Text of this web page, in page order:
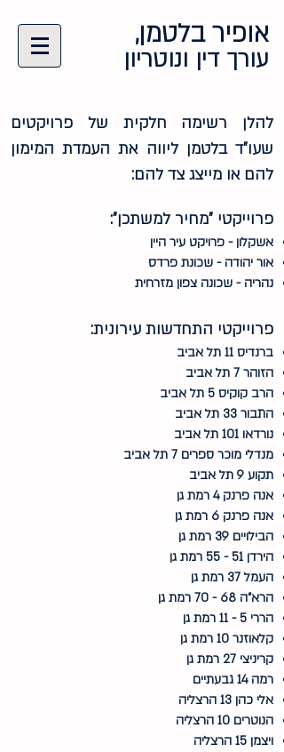
אופיר בלטמן,
עורך דין ונוטריון
להלן רשימה חלקית של פרויקטים
שעו"ד בלטמן ליווה את העמדת המימון
להם או מייצג צד להם:
פרוייקטי "מחיר למשתכן":
אשקלון - פרויקט עיר היין
אור יהודה - שכונת פרדס
נהריה - שכונה צפון מזרחית
פרוייקטי התחדשות עירונית:
ברנדיס 11 תל אביב
הזוהר 7 תל אביב
הרב קוקיס 5 תל אביב
התבור 33 תל אביב
נורדאו 101 תל אביב
מנדלי מוכר ספרים 7 תל אביב
תקוע 9 תל אביב
אנה פרנק 4 רמת גן
אנה פרנק 6 רמת גן
הבילויים 39 רמת גן
הירדן 51 - 55 רמת גן
העמל 37 רמת גן
הרא"ה 68 - 70 רמת גן
הררי 5 - 11 רמת גן
קלאוזנר 10 רמת גן
קריניצי 27 רמת גן
רמה 14 גבעתיים
אלי כהן 13 הרצליה
הנוטרים 10 הרצליה
ויצמן 15 הרצליה